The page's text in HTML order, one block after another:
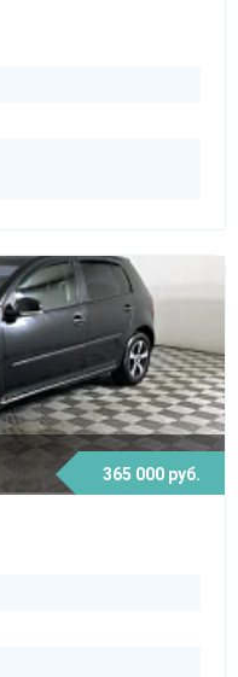
365 000 руб.